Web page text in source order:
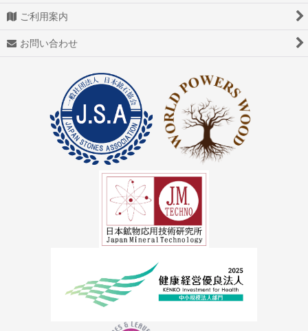
ご利用案内
お問い合わせ